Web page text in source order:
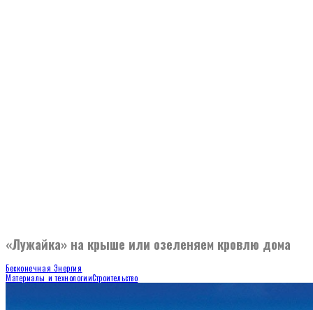
«Лужайка» на крыше или озеленяем кровлю дома
Бесконечная Энергия
Материалы и технологииСтроительство